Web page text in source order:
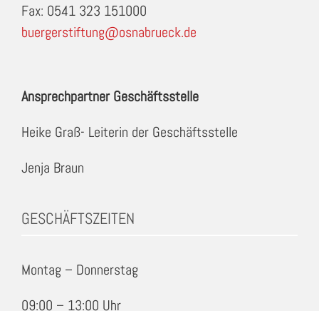
Fax: 0541 323 151000
buergerstiftung@osnabrueck.de
Ansprechpartner Geschäftsstelle
Heike Graß- Leiterin der Geschäftsstelle
Jenja Braun
GESCHÄFTSZEITEN
Montag – Donnerstag
09:00 – 13:00 Uhr